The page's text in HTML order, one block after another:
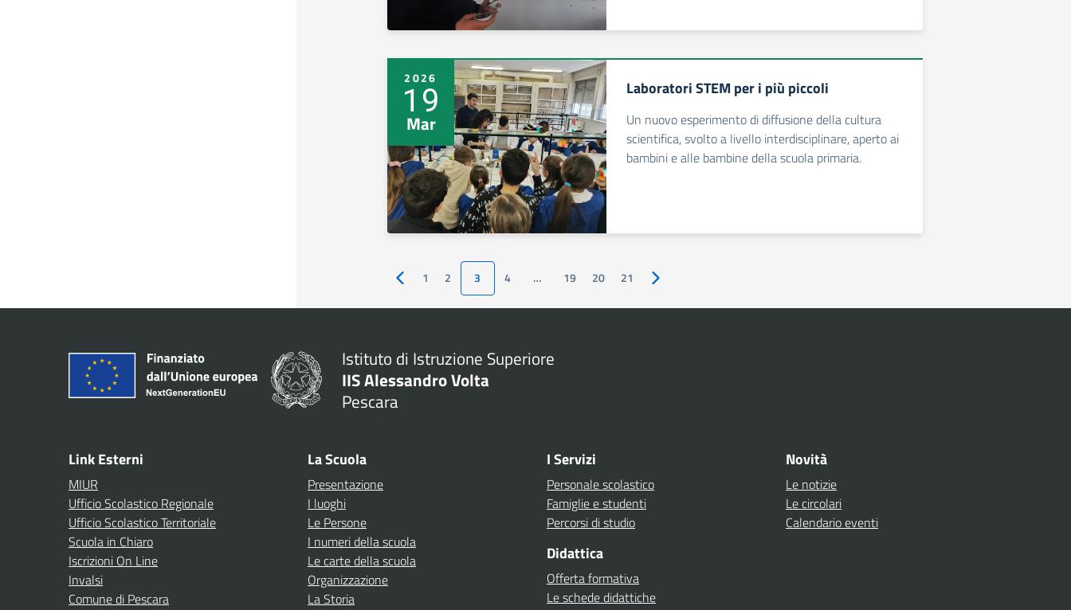
2026
19
Mar
Laboratori STEM per i più piccoli
Un nuovo esperimento di diffusione della cultura
scientifica, svolto a livello interdisciplinare, aperto ai
bambini e alle bambine della scuola primaria.
Pagina precedente
1 2 3 4 … 19 20 21 Pagina successiva
Istituto di Istruzione Superiore
IIS Alessandro Volta
Pescara
Link Esterni
MIUR
Ufficio Scolastico Regionale
Ufficio Scolastico Territoriale
Scuola in Chiaro
Iscrizioni On Line
Invalsi
Comune di Pescara
La Scuola
Presentazione
I luoghi
Le Persone
I numeri della scuola
Le carte della scuola
Organizzazione
La Storia
I Servizi
Personale scolastico
Famiglie e studenti
Percorsi di studio
Didattica
Offerta formativa
Le schede didattiche
Novità
Le notizie
Le circolari
Calendario eventi